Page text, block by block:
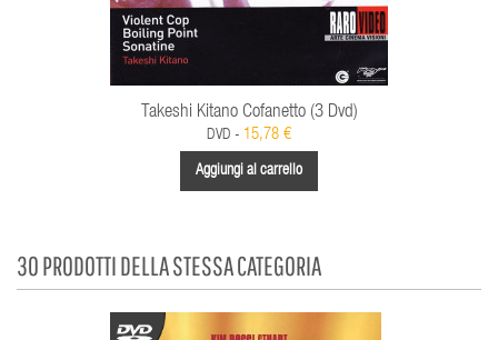
Takeshi Kitano Cofanetto (3 Dvd)
DVD - 15,78 €
Aggiungi al carrello
30 PRODOTTI DELLA STESSA CATEGORIA